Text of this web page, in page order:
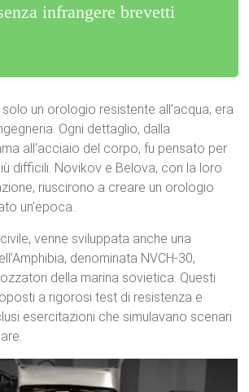
infrangere brevetti
solo un orologio resistente all’acqua; era
Ogni dettaglio, dalla
all’acciaio del corpo, fu pensato per
difficili. Novikov e Belova, con la loro
riuscirono a creare un orologio
un’epoca..
venne sviluppata anche una
denominata NVCH-30,
della marina sovietica. Questi
a rigorosi test di resistenza e
esercitazioni che simulavano scenari